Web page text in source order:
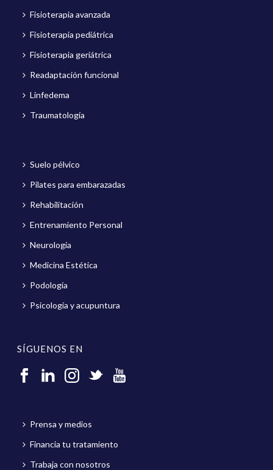
Fisioterapia avanzada
Fisioterapia pediátrica
Fisioterapia geriátrica
Readaptación funcional
Linfedema
Traumatología
Suelo pélvico
Pilates para embarazadas
Rehabilitación
Entrenamiento Personal
Neurología
Medicina Estética
Podología
Psicología y acupuntura
SÍGUENOS EN
Prensa y medios
Financia tu tratamiento
Trabaja con nosotros